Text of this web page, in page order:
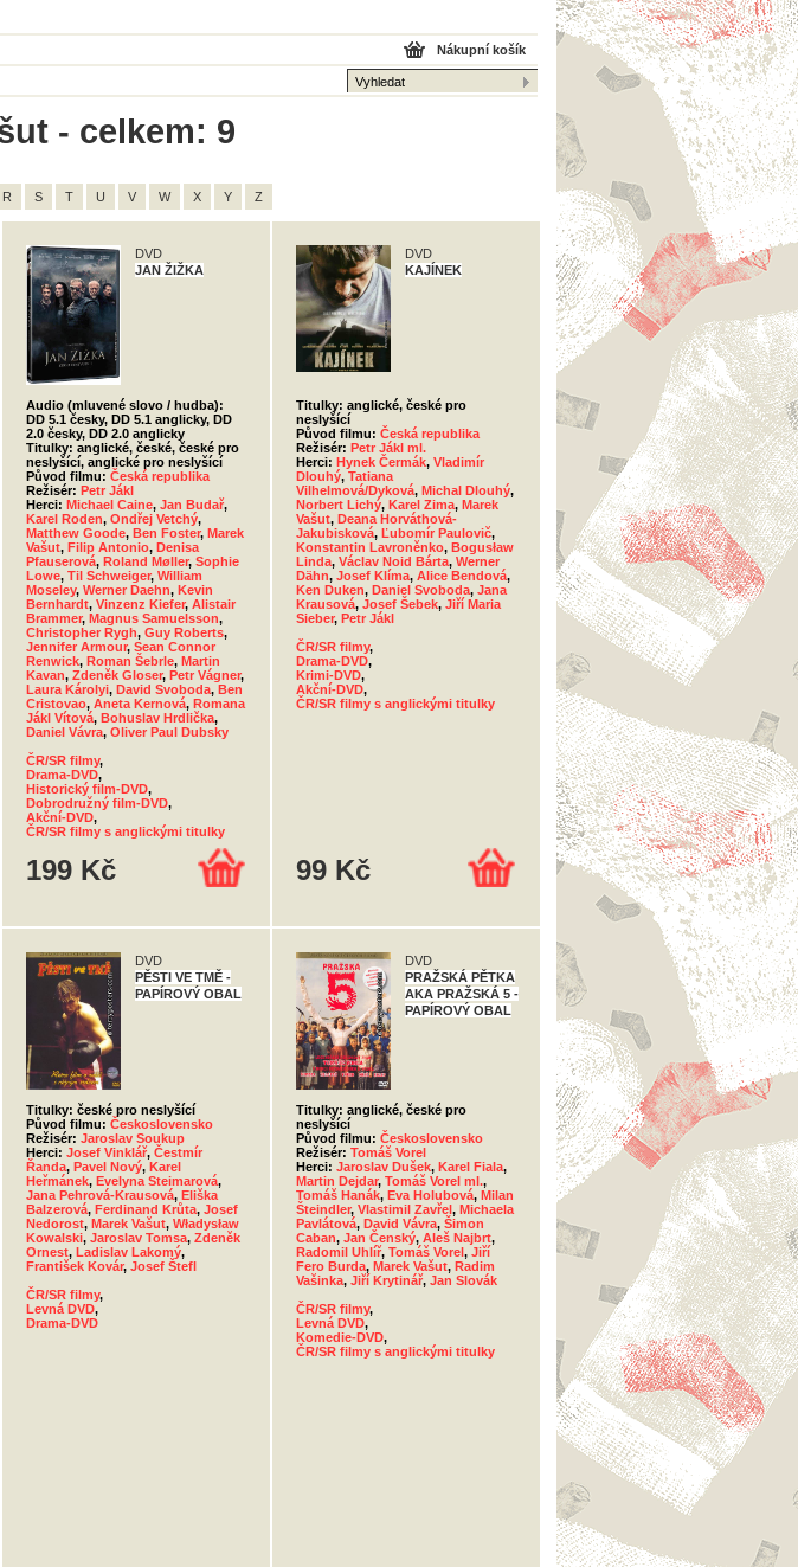
Nákupní košík
- celkem: 9
R S T U V W X Y Z
DVD
JAN ŽIŽKA
Audio (mluvené slovo / hudba):
DD 5.1 česky, DD 5.1 anglicky, DD
2.0 česky, DD 2.0 anglicky
Titulky: anglické, české, české pro
neslyšící, anglické pro neslyšící
Původ filmu: Česká republika
Režisér: Petr Jákl
Herci: Michael Caine, Jan Budař,
Karel Roden, Ondřej Vetchý,
Matthew Goode, Ben Foster, Marek
Vašut, Filip Antonio, Denisa
Pfauserová, Roland Møller, Sophie
Lowe, Til Schweiger, William
Moseley, Werner Daehn, Kevin
Bernhardt, Vinzenz Kiefer, Alistair
Brammer, Magnus Samuelsson,
Christopher Rygh, Guy Roberts,
Jennifer Armour, Sean Connor
Renwick, Roman Šebrle, Martin
Kavan, Zdeněk Gloser, Petr Vágner,
Laura Károlyi, David Svoboda, Ben
Cristovao, Aneta Kernová, Romana
Jákl Vítová, Bohuslav Hrdlička,
Daniel Vávra, Oliver Paul Dubsky
ČR/SR filmy,
Drama-DVD,
Historický film-DVD,
Dobrodružný film-DVD,
Akční-DVD,
ČR/SR filmy s anglickými titulky
199 Kč
DVD
KAJÍNEK
Titulky: anglické, české pro
neslyšící
Původ filmu: Česká republika
Režisér: Petr Jákl ml.
Herci: Hynek Čermák, Vladimír
Dlouhý, Tatiana
Vilhelmová/Dyková, Michal Dlouhý,
Norbert Lichý, Karel Zima, Marek
Vašut, Deana Horváthová-
Jakubisková, Ľubomír Paulovič,
Konstantin Lavroněnko, Bogusław
Linda, Václav Noid Bárta, Werner
Dähn, Josef Klíma, Alice Bendová,
Ken Duken, Daniel Svoboda, Jana
Krausová, Josef Šebek, Jiří Maria
Sieber, Petr Jákl
ČR/SR filmy,
Drama-DVD,
Krimi-DVD,
Akční-DVD,
ČR/SR filmy s anglickými titulky
99 Kč
DVD
PĚSTI VE TMĚ -
PAPÍROVÝ OBAL
Titulky: české pro neslyšící
Původ filmu: Československo
Režisér: Jaroslav Soukup
Herci: Josef Vinklář, Čestmír
Řanda, Pavel Nový, Karel
Heřmánek, Evelyna Steimarová,
Jana Pehrová-Krausová, Eliška
Balzerová, Ferdinand Krůta, Josef
Nedorost, Marek Vašut, Władysław
Kowalski, Jaroslav Tomsa, Zdeněk
Ornest, Ladislav Lakomý,
František Kovár, Josef Štefl
ČR/SR filmy,
Levná DVD,
Drama-DVD
DVD
PRAŽSKÁ PĚTKA
AKA PRAŽSKÁ 5 -
PAPÍROVÝ OBAL
Titulky: anglické, české pro
neslyšící
Původ filmu: Československo
Režisér: Tomáš Vorel
Herci: Jaroslav Dušek, Karel Fiala,
Martin Dejdar, Tomáš Vorel ml.,
Tomáš Hanák, Eva Holubová, Milan
Šteindler, Vlastimil Zavřel, Michaela
Pavlátová, David Vávra, Šimon
Caban, Jan Čenský, Aleš Najbrt,
Radomil Uhlíř, Tomáš Vorel, Jiří
Fero Burda, Marek Vašut, Radim
Vašinka, Jiří Krytinář, Jan Slovák
ČR/SR filmy,
Levná DVD,
Komedie-DVD,
ČR/SR filmy s anglickými titulky